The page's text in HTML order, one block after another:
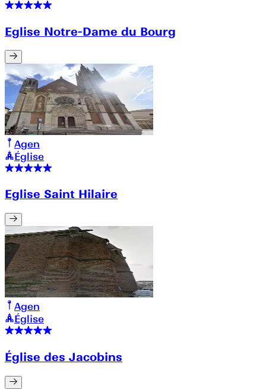
Eglise Notre-Dame du Bourg
Agen
Église
Eglise Saint Hilaire
Agen
Église
Église des Jacobins